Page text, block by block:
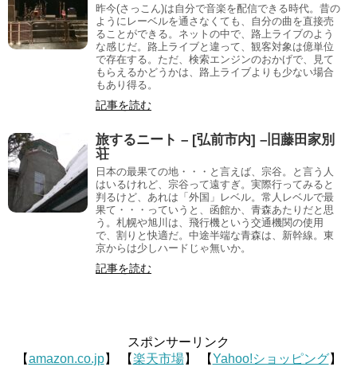
昨今(さっこん)は自分で音楽を配信できる時代。昔の
ようにレーベルを通さなくても、自分の曲を直接売
ることができる。ネットの中で、路上ライブのよう
な感じだ。路上ライブと違って、観客対象は億単位
で存在する。ただ、検索エンジンのおかげで、見て
もらえるかどうかは、路上ライブよりも少ない場合
もあり得る。
記事を読む
旅するニート – [弘前市内] –旧藤田家別
荘
日本の最果ての地・・・と言えば、宗谷。と言う人
はいるけれど、宗谷って遠すぎ。実際行ってみると
判るけど、あれは「外国」レベル。常人レベルで最
果て・・・っていうと、函館か、青森あたりだと思
う。札幌や旭川は、飛行機という交通機関の使用
で、割りと快適だ。中途半端な青森は、新幹線。東
京からは少しハードじゃ無いか。
記事を読む
スポンサーリンク
【amazon.co.jp】 【楽天市場】 【Yahoo!ショッピング】